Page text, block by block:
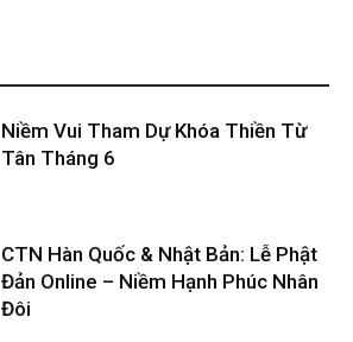
Niềm Vui Tham Dự Khóa Thiền Từ
Tân Tháng 6
CTN Hàn Quốc & Nhật Bản: Lễ Phật
Đản Online – Niềm Hạnh Phúc Nhân
Đôi